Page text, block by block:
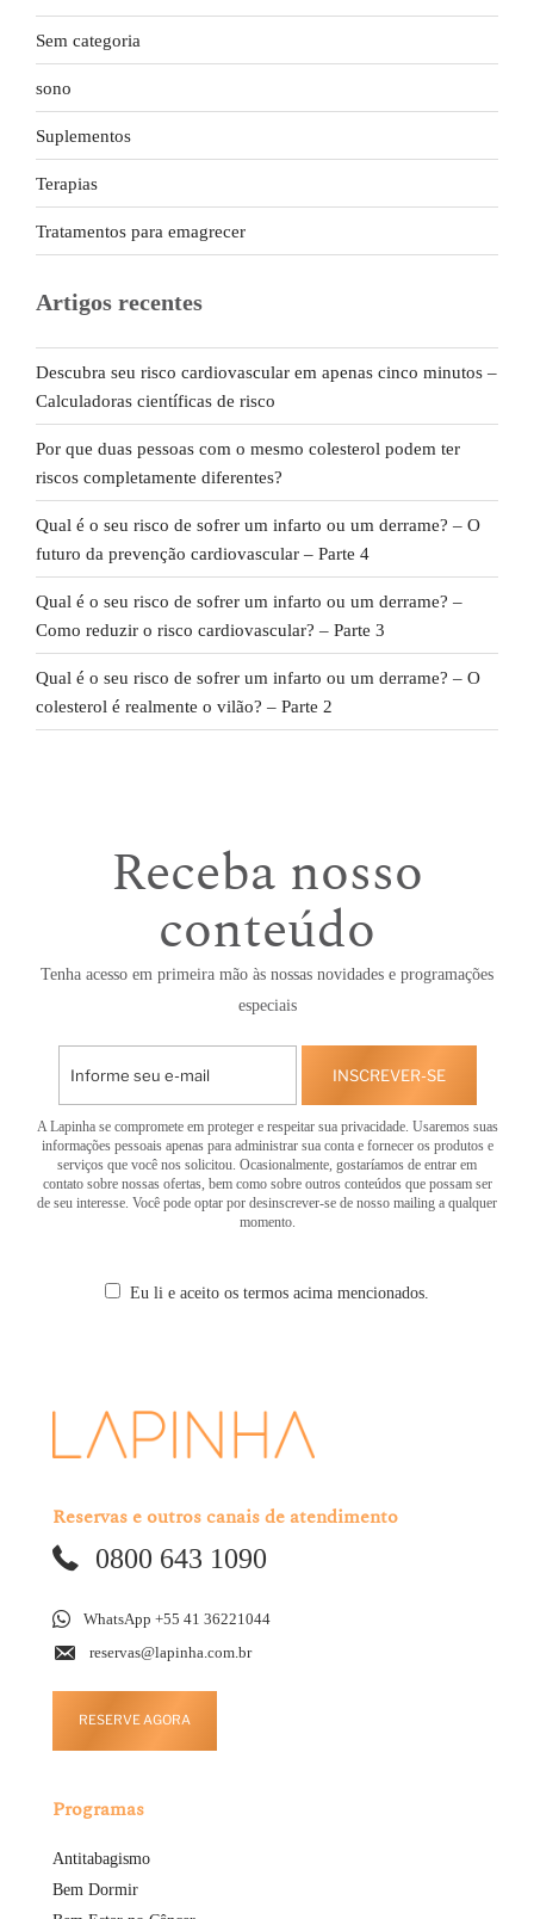
Sem categoria
sono
Suplementos
Terapias
Tratamentos para emagrecer
Artigos recentes
Descubra seu risco cardiovascular em apenas cinco minutos –
Calculadoras científicas de risco
Por que duas pessoas com o mesmo colesterol podem ter
riscos completamente diferentes?
Qual é o seu risco de sofrer um infarto ou um derrame? – O
futuro da prevenção cardiovascular – Parte 4
Qual é o seu risco de sofrer um infarto ou um derrame? –
Como reduzir o risco cardiovascular? – Parte 3
Qual é o seu risco de sofrer um infarto ou um derrame? – O
colesterol é realmente o vilão? – Parte 2
Receba nosso
conteúdo
Tenha acesso em primeira mão às nossas novidades e programações
especiais
INSCREVER-SE
A Lapinha se compromete em proteger e respeitar sua privacidade. Usaremos suas
informações pessoais apenas para administrar sua conta e fornecer os produtos e
serviços que você nos solicitou. Ocasionalmente, gostaríamos de entrar em
contato sobre nossas ofertas, bem como sobre outros conteúdos que possam ser
de seu interesse. Você pode optar por desinscrever-se de nosso mailing a qualquer
momento.
Eu li e aceito os termos acima mencionados.
Reservas e outros canais de atendimento
0800 643 1090
WhatsApp +55 41 36221044
reservas@lapinha.com.br
RESERVE AGORA
Programas
Antitabagismo
Bem Dormir